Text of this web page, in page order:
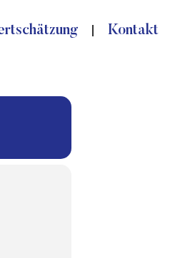
Kontakt